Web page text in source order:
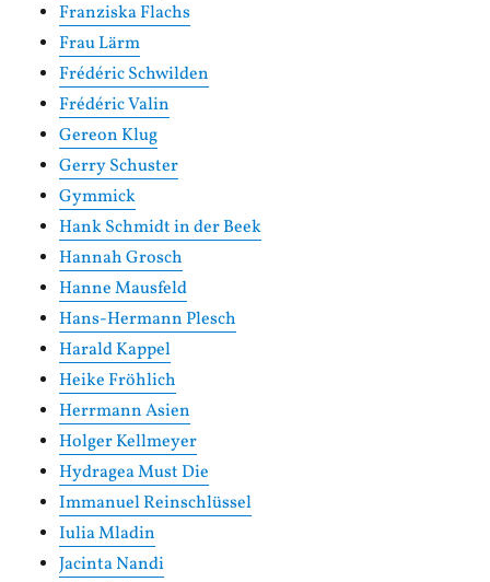
Franziska Flachs
Frau Lärm
Frédéric Schwilden
Frédéric Valin
Gereon Klug
Gerry Schuster
Gymmick
Hank Schmidt in der Beek
Hannah Grosch
Hanne Mausfeld
Hans-Hermann Plesch
Harald Kappel
Heike Fröhlich
Herrmann Asien
Holger Kellmeyer
Hydragea Must Die
Immanuel Reinschlüssel
Iulia Mladin
Jacinta Nandi